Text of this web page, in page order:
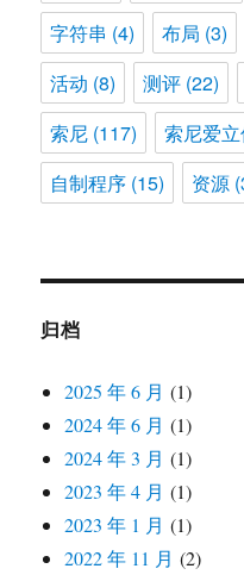
字符串 (4) 布局 (3)
活动 (8) 测评 (22)
索尼 (117) 索尼爱
自制程序 (15) 资源
归档
2025 年 6 月 (1)
2024 年 6 月 (1)
2024 年 3 月 (1)
2023 年 4 月 (1)
2023 年 1 月 (1)
2022 年 11 月 (2)